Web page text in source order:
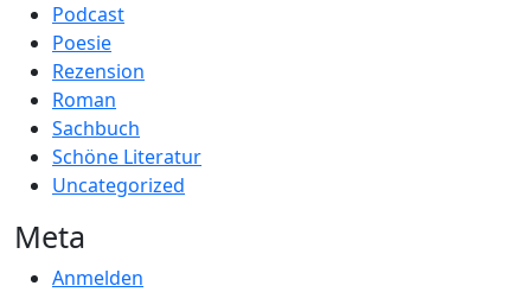
Podcast
Poesie
Rezension
Roman
Sachbuch
Schöne Literatur
Uncategorized
Meta
Anmelden